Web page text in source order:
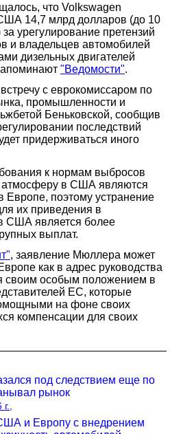
что Volkswagen
14,7 млрд долларов (до 10
урегулирование претензий
и владельцев автомобилей
дизельных двигателей
"Ведомости".
с еврокомиссаром по
промышленности и
Беньковской, сообщив
последствий
придерживаться иного
к нормам выбросов
атмосферу в США являются
Европе, поэтому устранение
их приведения в
США является более
выплат.
, заявление Мюллера может
как в адрес руководства
своим особым положением в
ЕС, которые
на фоне своих
компенсации для своих
под следствием еще по
рынок
и Европу с внедрением